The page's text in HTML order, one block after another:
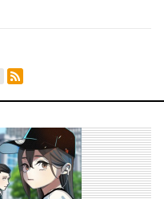
RSSフィード